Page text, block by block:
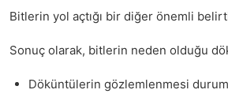
Bitlerin yol açtığı bir diğer önemli
Sonuç olarak, bitlerin neden olduğu
Döküntülerin gözlemlenmesi